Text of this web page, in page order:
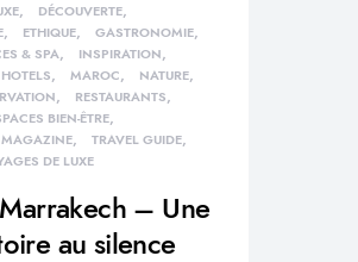
DÉCOUVERTE
ETHIQUE
GASTRONOMIE
& SPA
INSPIRATION
MAROC
NATURE
RESTAURANTS
BIEN-ÊTRE
MAGAZINE
TRAVEL GUIDE
DE LUXE
– Une
au silence